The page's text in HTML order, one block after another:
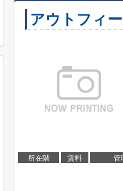
アウトフィ
所在階 賃料 管